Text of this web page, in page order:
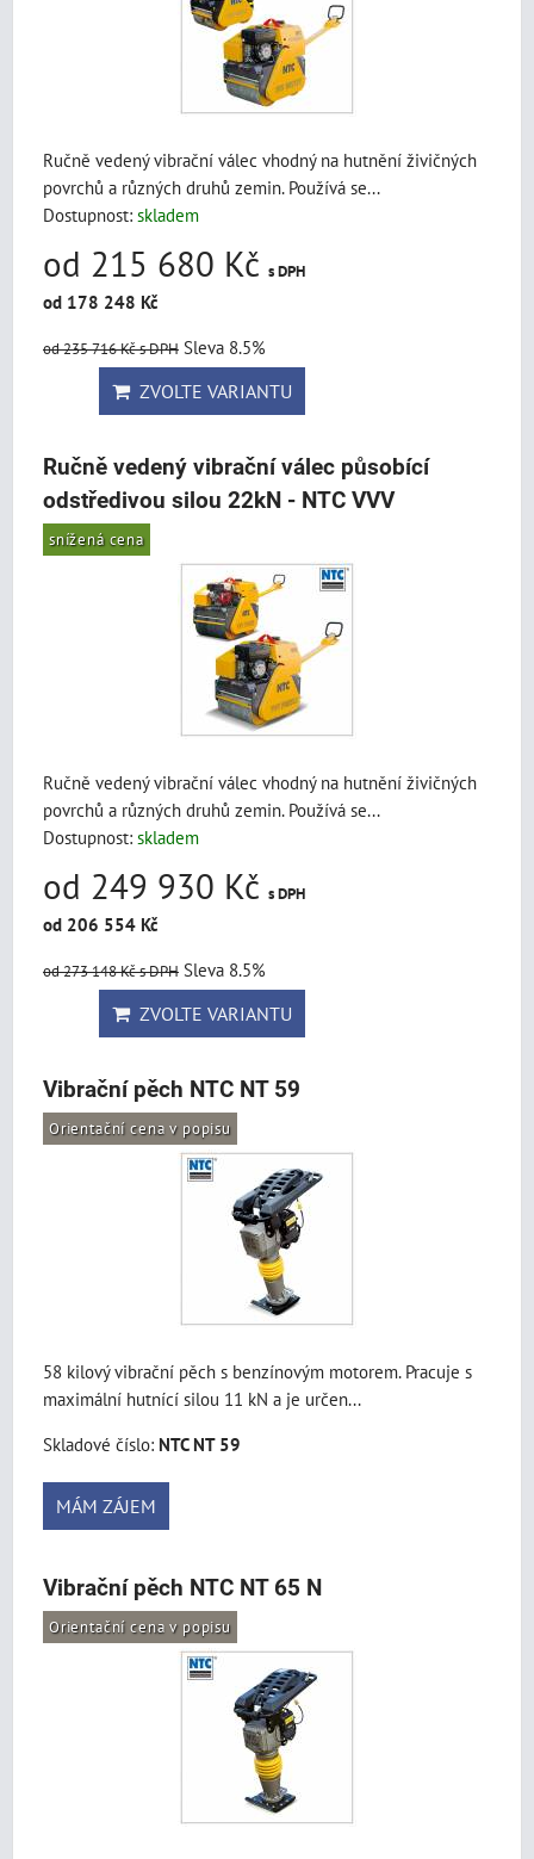
Ručně vedený vibrační válec vhodný na hutnění živičných
povrchů a různých druhů zemin. Používá se...
Dostupnost: skladem
od 215 680 Kč s DPH
od 178 248 Kč
od 235 716 Kčs DPH Sleva 8.5%
ZVOLTE VARIANTU
Ručně vedený vibrační válec působící
odstředivou silou 22kN - NTC VVV
snížená cena
Ručně vedený vibrační válec vhodný na hutnění živičných
povrchů a různých druhů zemin. Používá se...
Dostupnost: skladem
od 249 930 Kč s DPH
od 206 554 Kč
od 273 148 Kčs DPH Sleva 8.5%
ZVOLTE VARIANTU
Vibrační pěch NTC NT 59
Orientační cena v popisu
58 kilový vibrační pěch s benzínovým motorem. Pracuje s
maximální hutnící silou 11 kN a je určen...
Skladové číslo: NTC NT 59
MÁM ZÁJEM
Vibrační pěch NTC NT 65 N
Orientační cena v popisu